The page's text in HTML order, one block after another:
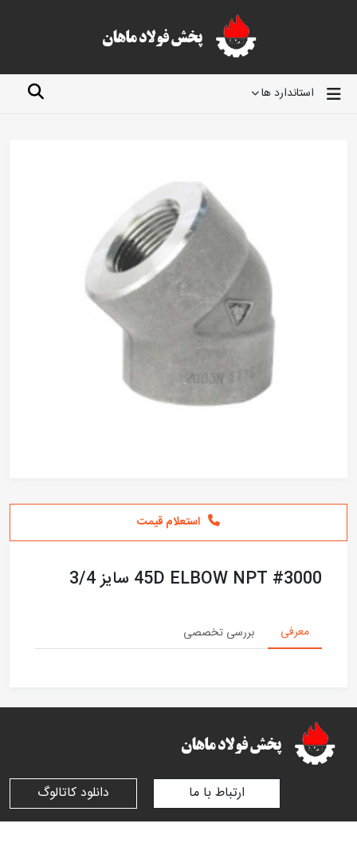
استاندارد ها
استعلام قیمت
45D ELBOW NPT #3000 سایز 3/4
معرفی بررسی تخصصی
ارتباط با ما دانلود کاتالوگ